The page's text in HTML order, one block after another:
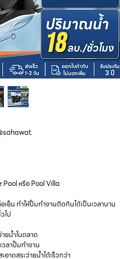
Pool หรือ Pool Villa
น ทำให้ปั๊มทำงานติดกันได้เป็นเวลานาน
ไป
ยน้ำในตลาด
วลาปั๊มทำงาน
าดสระว่ายน้ำได้เร็วกว่า